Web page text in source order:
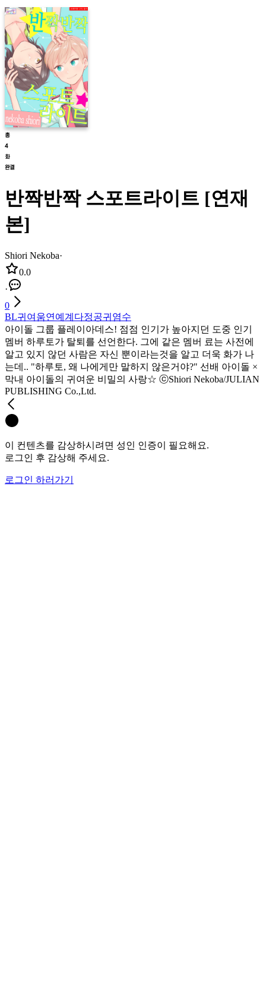
반짝반짝 스포트라이트 [연재
본]
Shiori Nekoba·
0.0
·
0
BL귀여움연예계 다정공귀염수
아이돌 그룹 플레이아데스! 점점 인기가 높아지던 도중 인기
멤버 하루토가 탈퇴를 선언한다. 그에 같은 멤버 료는 사전에
알고 있지 않던 사람은 자신 뿐이라는것을 알고 더욱 화가 나
는데.. "하루토, 왜 나에게만 말하지 않은거야?" 선배 아이돌 ×
막내 아이돌의 귀여운 비밀의 사랑☆ ⓒShiori Nekoba/JULIAN
PUBLISHING Co.,Ltd.
이 컨텐츠를 감상하시려면 성인 인증이 필요해요.
로그인 후 감상해 주세요.
로그인 하러가기